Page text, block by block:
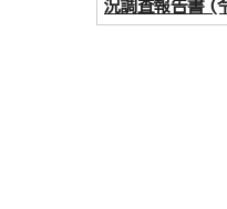
況調査報告書 (